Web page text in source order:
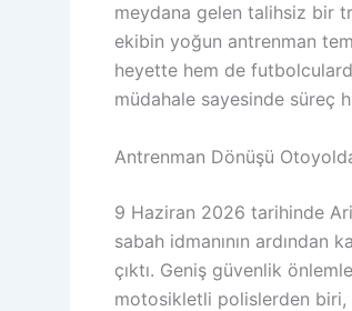
meydana gelen talihsiz bir
ekibin yoğun antrenman
heyette hem de
müdahale sayesinde süreç
Antrenman Dönüşü
9 Haziran 2026 tarihinde
sabah idmanının ardından
çıktı. Geniş güvenlik
motosikletli polislerden biri,